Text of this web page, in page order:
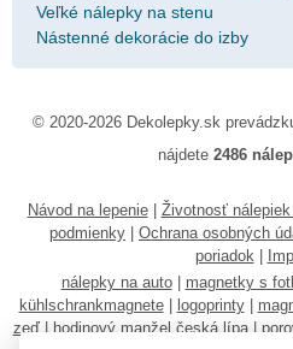
Veľké nálepky na stenu
Nástenné dekorácie do izby
© 2020-2026 Dekolepky.sk
nájdete 2486
Návod na lepenie| Životnosť
podmienky
Ochrana osobných
poriadok|
nálepky na auto| magnetky s
kühlschrankmagnete| logoprinty|
zeď| hodinový manžel česká lípa|